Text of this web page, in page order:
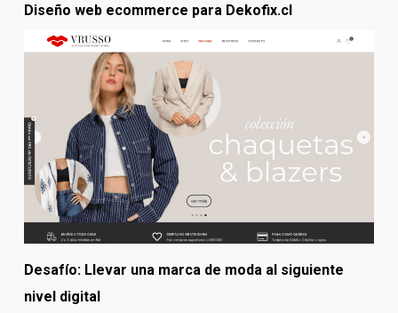
Diseño web ecommerce para Dekofix.cl
Desafío: Llevar una marca de moda al siguiente
nivel digital